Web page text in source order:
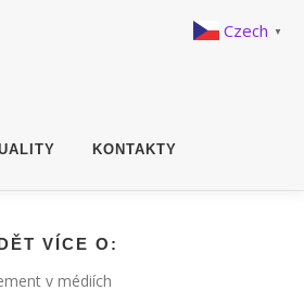
KONTAKTY
VÍCE O:
v médiích
Czech ▼